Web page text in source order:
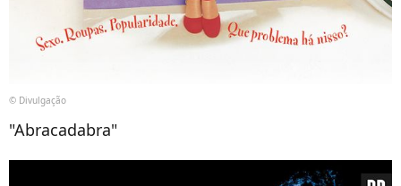
© Divulgação
"Abracadabra"